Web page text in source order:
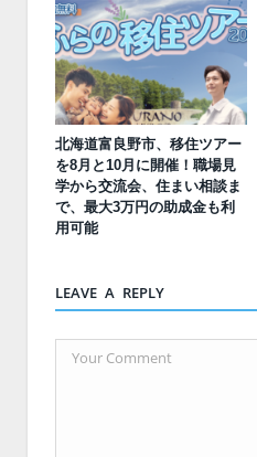
北海道富良野市、移住ツアー
を8月と10月に開催！職場見
学から交流会、住まい相談ま
で、最大3万円の助成金も利
用可能
LEAVE A REPLY